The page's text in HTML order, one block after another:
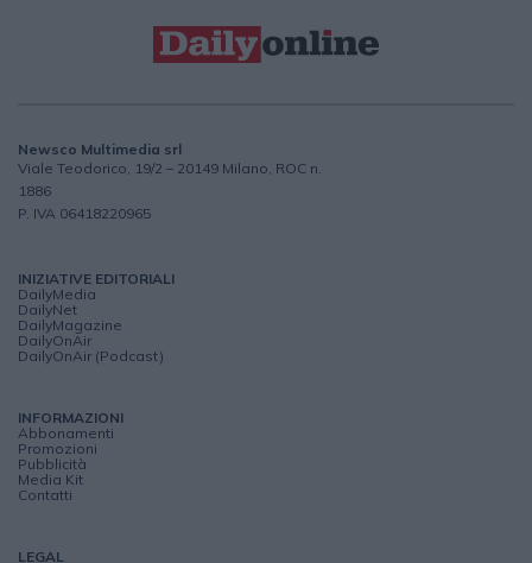
Newsco Multimedia srl
Viale Teodorico, 19/2 – 20149 Milano, ROC n.
1886
P. IVA 06418220965
INIZIATIVE EDITORIALI
DailyMedia
DailyNet
DailyMagazine
DailyOnAir
DailyOnAir (Podcast)
INFORMAZIONI
Abbonamenti
Promozioni
Pubblicità
Media Kit
Contatti
LEGAL